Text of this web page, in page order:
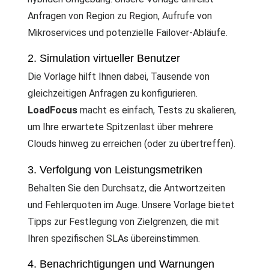
Anfragen von Region zu Region, Aufrufe von
Mikroservices und potenzielle Failover-Abläufe.
2. Simulation virtueller Benutzer
Die Vorlage hilft Ihnen dabei, Tausende von
gleichzeitigen Anfragen zu konfigurieren.
LoadFocus macht es einfach, Tests zu skalieren,
um Ihre erwartete Spitzenlast über mehrere
Clouds hinweg zu erreichen (oder zu übertreffen).
3. Verfolgung von Leistungsmetriken
Behalten Sie den Durchsatz, die Antwortzeiten
und Fehlerquoten im Auge. Unsere Vorlage bietet
Tipps zur Festlegung von Zielgrenzen, die mit
Ihren spezifischen SLAs übereinstimmen.
4. Benachrichtigungen und Warnungen